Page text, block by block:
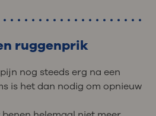
ruggenprik
nog steeds erg na een
is het dan nodig om opnieuw